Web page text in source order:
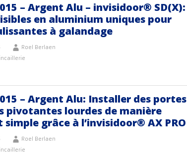
– Argent Alu – invisidoor® SD(X):
en aluminium uniques pour
à galandage
Roel Berlaen
– Argent Alu: Installer des portes
pivotantes lourdes de manière
grâce à l’invisidoor® AX PRO
Roel Berlaen